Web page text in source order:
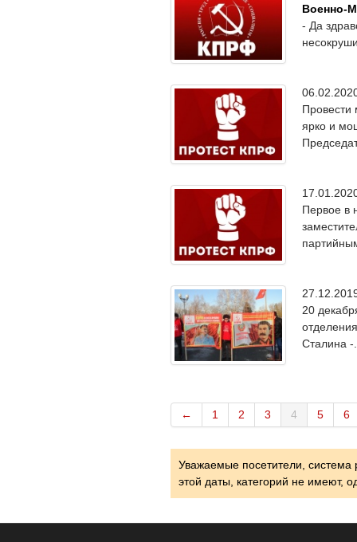
Военно-
- Да
Провести
ярко и
Первое в
20
Сталина
← 1 2 3 4 5 6
Уважаемые посетители, система
этой даты, категорий не имеют,